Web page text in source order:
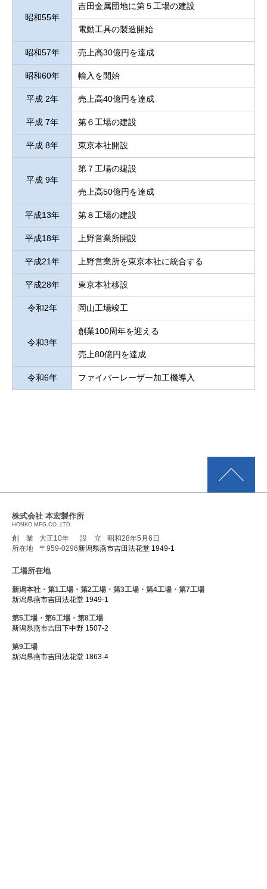
昭和55年
吉田金属団地に第５工場の建設
電動工具の製造開始
昭和57年 売上高30億円を達成
昭和60年 輸入を開始
平成 2年 売上高40億円を達成
平成 7年 第６工場の建設
平成 8年 東京本社開設
平成 9年
第７工場の建設
売上高50億円を達成
平成13年 第８工場の建設
平成18年 上野営業所開設
平成21年 上野営業所を東京本社に統合する
平成28年 東京本社移設
令和2年 岡山工場竣工
令和3年
創業100周年を迎える
売上80億円を達成
令和6年 ファイバーレーザー加工機導入
株式会社 本宏製作所
HONKO MFG.CO.,LTD.
創 業 大正10年 設 立
昭和28年5月6日
所在地
〒959-0296新潟県燕市吉田法花堂 1949-1
工場所在地
新潟本社・第1工場・第2工場・第3工場・第4工場・第7工場
新潟県燕市吉田法花堂 1949-1
第5工場・第6工場・第8工場
新潟県燕市吉田下中野 1507-2
第9工場
新潟県燕市吉田法花堂 1863-4